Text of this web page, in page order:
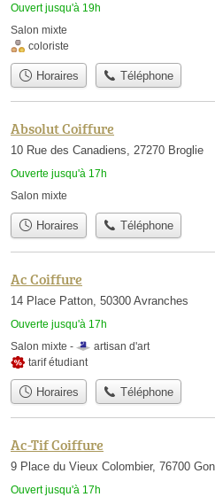
Ouvert jusqu'à 19h
Salon mixte
coloriste
Horaires Téléphone
Absolut Coiffure
10 Rue des Canadiens, 27270 Broglie
Ouverte jusqu'à 17h
Salon mixte
Horaires Téléphone
Ac Coiffure
14 Place Patton, 50300 Avranches
Ouverte jusqu'à 17h
Salon mixte -
artisan d'art
tarif étudiant
Horaires Téléphone
Ac-Tif Coiffure
9 Place du Vieux Colombier, 76700
Ouvert jusqu'à 17h